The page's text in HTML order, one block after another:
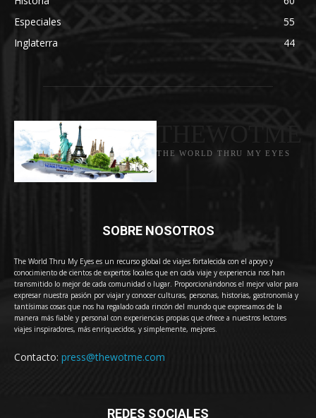
Especiales
55
Inglaterra
44
THE WORLD THRU MY EYES
SOBRE NOSOTROS
The World Thru My Eyes es un recurso global de viajes fortalecida con el apoyo y
conocimiento de cientos de expertos locales que en cada viaje y experiencia nos han
transmitido lo mejor de cada comunidad o lugar. Proporcionándonos el mejor valor para
expresar nuestra pasión por viajar y conocer culturas, personas, historias, gastronomía y
tantísimas cosas que nos ha regalado cada rincón del mundo que expresamos de la
manera más fiable y personal con experiencias propias que ofrece a nuestros lectores
viajes inspiradores, más enriquecidos, y simplemente, mejores.
Contacto: press@thewotme.com
REDES SOCIALES